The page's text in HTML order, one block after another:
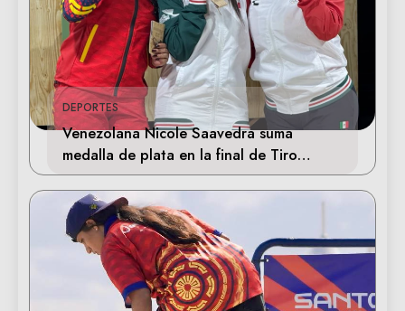
DEPORTES
Venezolana Nicole Saavedra suma
medalla de plata en la final de Tiro
Deportivo